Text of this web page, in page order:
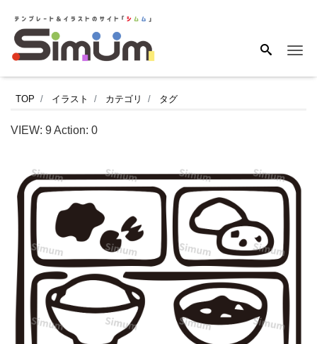
ご
飯、
プ、
お
か
ず、
ス
プ
ー
TOP イラスト カテゴリ タグ
VIEW: 9Action: 0